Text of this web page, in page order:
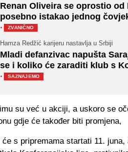
Renan Oliveira se oprostio
posebno istakao jednog
·
ZVANIČNO
Hamza Redžić karijeru nastavlja u Srbiji
Mladi defanzivac napušta
se i koliko će zaraditi klub s
·
SAZNAJEMO
su već u akciji, a uskoro se
gdje će također biti promjena,
će s pripremama startati 11.